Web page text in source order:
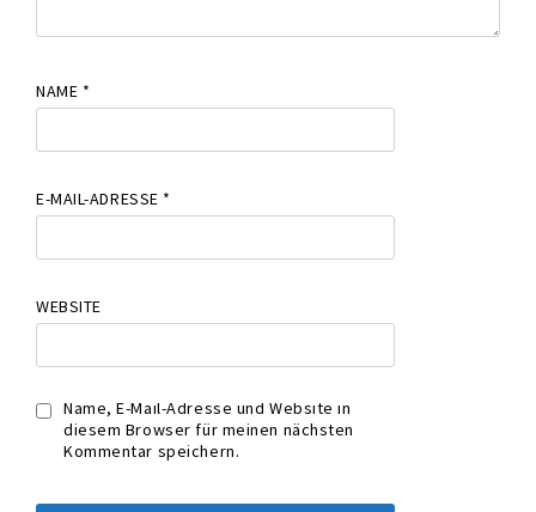
NAME *
E-MAIL-ADRESSE *
WEBSITE
Name, E-Mail-Adresse und Website in
diesem Browser für meinen nächsten
Kommentar speichern.